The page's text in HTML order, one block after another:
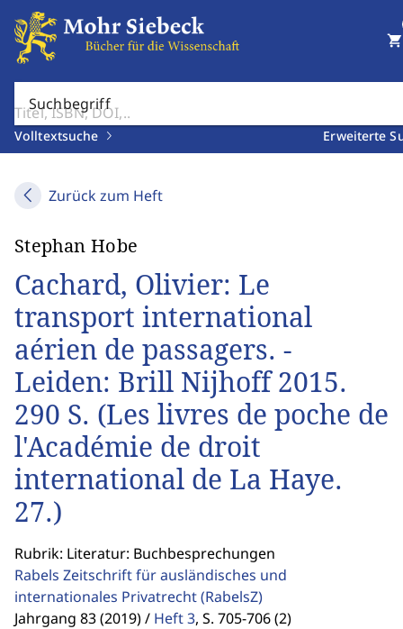
Suchbegriff
Volltextsuche Erweiterte
shopping_cart
Zurück zum Heft
Stephan Hobe
Cachard, Olivier: Le
transport international
aérien de passagers. -
Leiden: Brill Nijhoff 2015.
290 S. (Les livres de poche de
l'Académie de droit
international de La Haye.
27.)
Rubrik: Literatur: Buchbesprechungen
Rabels Zeitschrift für ausländisches und
internationales Privatrecht(RabelsZ)
Jahrgang 83 (2019) / Heft 3, S. 705-706 (2)